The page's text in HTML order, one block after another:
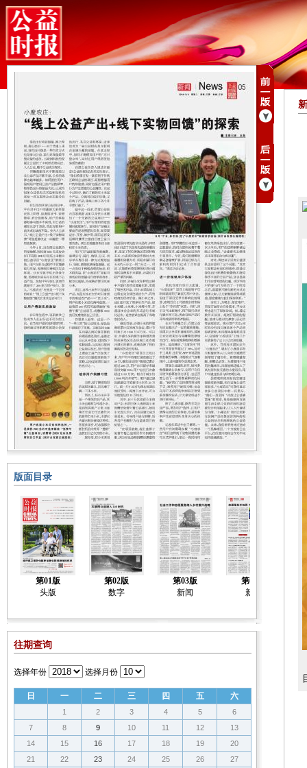
版面目录
第01版
头版
第02版
数字
第03版
新闻
第04版
新闻
往期查询
选择年份 选择月份
日 一 二 三 四 五 六
1 2 3 4 5
6
7
8 9 10 11 12
13
14
15 16 17 18 19
20
21
22 23 24 25 26
27